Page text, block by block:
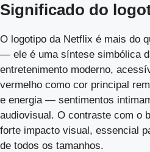
Significado do
O logotipo da Netflix é mais do
— ele é uma síntese simbólica
entretenimento moderno,
vermelho como cor principal
e energia — sentimentos
audiovisual. O contraste com o
forte impacto visual, essencial
de todos os tamanhos.